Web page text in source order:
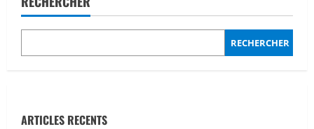
principaux
Assimi
RECHERCHER
ARTICLES RECENTS